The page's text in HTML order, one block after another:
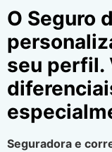
O Seguro
seu perfil.
Seguradora e